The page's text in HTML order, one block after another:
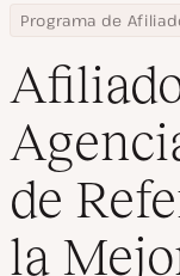
Precios
Contacto
Home
Centro de Recursos
Blog
Programa de
Afiliado vs Socio de
de
la